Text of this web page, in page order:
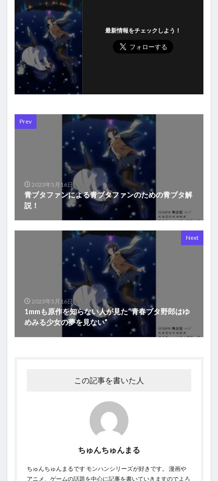
最新情報をチェックしよう！
Prev
2023年5月16日
青ブタファンによる青ブタファンのための青ブタ解
説！
Next
2023年5月16日
1mmも原作を知らない人が見た‘’青春ブタ野郎はゆ
めみる少女の夢を見ない”
この記事を書いた人
ちゅんちゅんまる
ちゅんちゅんまるです モンハンシリーズが好きです。 漫画や
アニメ、ゲームの話題を中心に記事を書いていきますのでよろ